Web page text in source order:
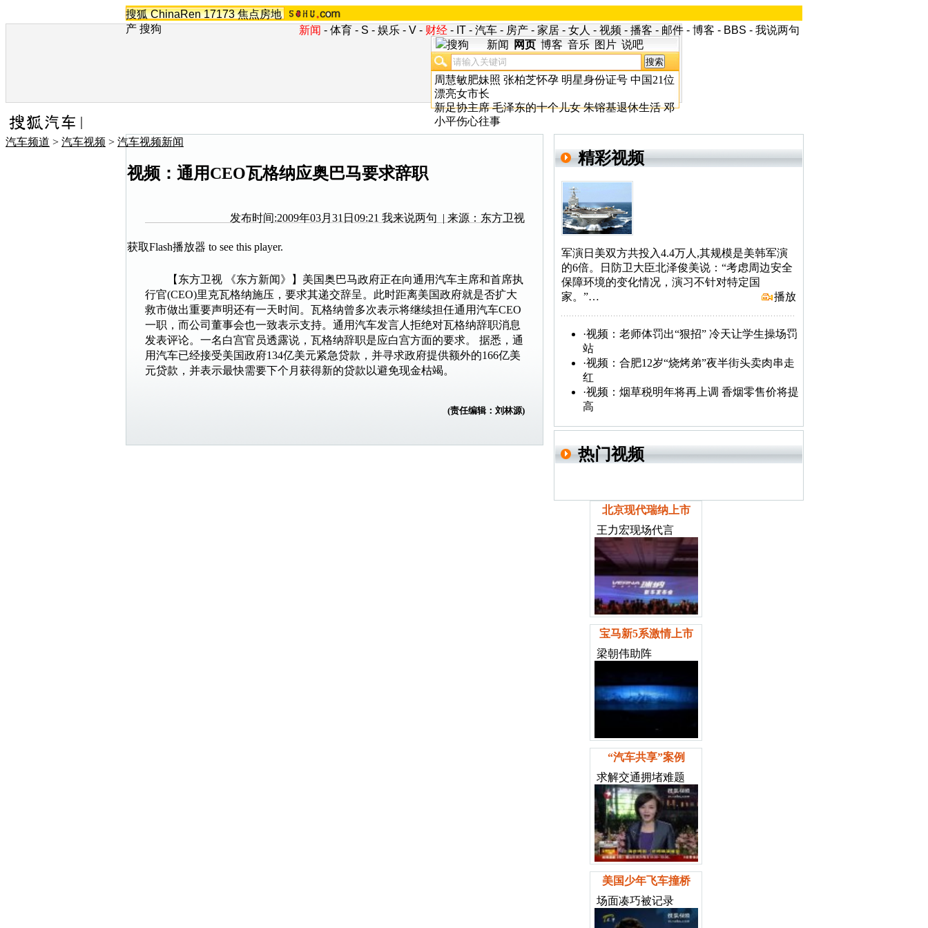
搜狐 ChinaRen 17173 焦点房地
产 搜狗 新闻 - 体育 - S - 娱乐 - V - 财经 - IT - 汽车 - 房产 - 家居 - 女人 - 视频 - 播客 - 邮件 - 博客 - BBS - 我说两句
新闻
网页 博客 音乐 图片 说吧
周慧敏肥妹照 张柏芝怀孕 明星身份证号 中国21位
漂亮女市长
新足协主席 毛泽东的十个儿女 朱镕基退休生活 邓
小平伤心往事
汽车频道 > 汽车视频 > 汽车视频新闻
视频：通用CEO瓦格纳应奥巴马要求辞职
发布时间:2009年03月31日09:21 我来说两句 | 来源：东方卫视
获取Flash播放器 to see this player.
【东方卫视 《东方新闻》】美国奥巴马政府正在向通用汽车主席和首席执
行官(CEO)里克瓦格纳施压，要求其递交辞呈。此时距离美国政府就是否扩大
救市做出重要声明还有一天时间。瓦格纳曾多次表示将继续担任通用汽车CEO
一职，而公司董事会也一致表示支持。通用汽车发言人拒绝对瓦格纳辞职消息
发表评论。一名白宫官员透露说，瓦格纳辞职是应白宫方面的要求。 据悉，通
用汽车已经接受美国政府134亿美元紧急贷款，并寻求政府提供额外的166亿美
元贷款，并表示最快需要下个月获得新的贷款以避免现金枯竭。
(责任编辑：刘林源)
精彩视频
军演日美双方共投入4.4万人,其规模是美韩军演
的6倍。日防卫大臣北泽俊美说：“考虑周边安全
保障环境的变化情况，演习不针对特定国
家。”…
播放
·视频：老师体罚出“狠招” 冷天让学生操场罚
站
·视频：合肥12岁“烧烤弟”夜半街头卖肉串走
红
·视频：烟草税明年将再上调 香烟零售价将提
高
热门视频
北京现代瑞纳上市
王力宏现场代言
宝马新5系激情上市
梁朝伟助阵
“汽车共享”案例
求解交通拥堵难题
美国少年飞车撞桥
场面凑巧被记录